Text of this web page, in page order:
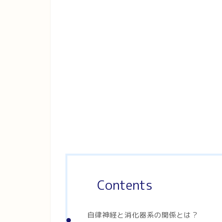
Contents
自律神経と消化器系の関係とは？